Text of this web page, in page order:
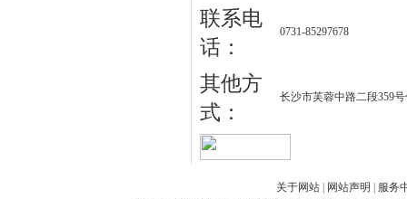
联系电
话：
0731-85297678
其他方
式：
长沙市芙蓉中路二段359
关于网站 网站声明
服务